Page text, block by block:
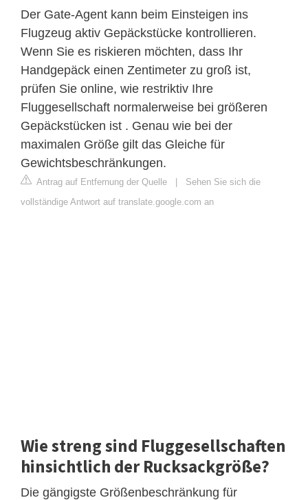
Der Gate-Agent kann beim Einsteigen ins
Flugzeug aktiv Gepäckstücke kontrollieren.
Wenn Sie es riskieren möchten, dass Ihr
Handgepäck einen Zentimeter zu groß ist,
prüfen Sie online, wie restriktiv Ihre
Fluggesellschaft normalerweise bei größeren
Gepäckstücken ist . Genau wie bei der
maximalen Größe gilt das Gleiche für
Gewichtsbeschränkungen.
Antrag auf Entfernung der Quelle | Sehen Sie sich die
vollständige Antwort auf translate.google.com an
Wie streng sind Fluggesellschaften
hinsichtlich der Rucksackgröße?
Die gängigste Größenbeschränkung für